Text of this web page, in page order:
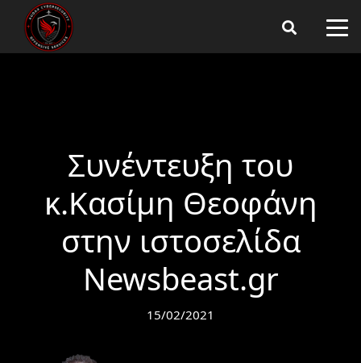
Συνέντευξη του
κ.Κασίμη Θεοφάνη
στην ιστοσελίδα
Newsbeast.gr
15/02/2021